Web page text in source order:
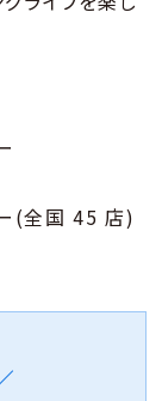
(全国 45 店)